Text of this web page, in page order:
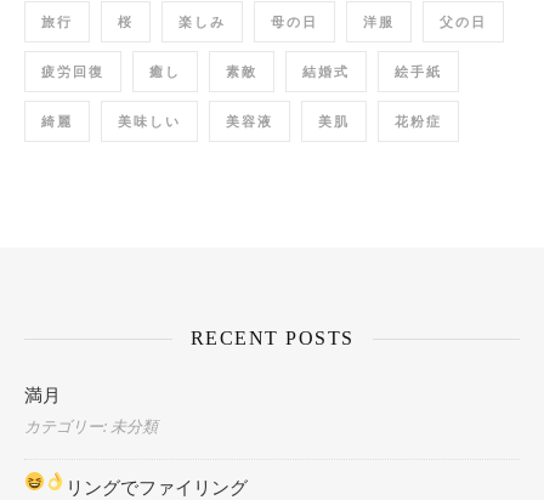
旅行 桜 楽しみ 母の日 洋服 父の日
疲労回復 癒し 素敵 結婚式 絵手紙
綺麗 美味しい 美容液 美肌 花粉症
RECENT POSTS
満月
カテゴリー: 未分類
リングでファイリング